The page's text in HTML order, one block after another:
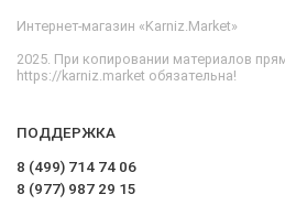
Интернет-магазин «Karniz.Market»
2025. При копировании материалов
https://karniz.market обязательна!
ПОДДЕРЖКА
8 (499) 714 74 06
8 (977) 987 29 15